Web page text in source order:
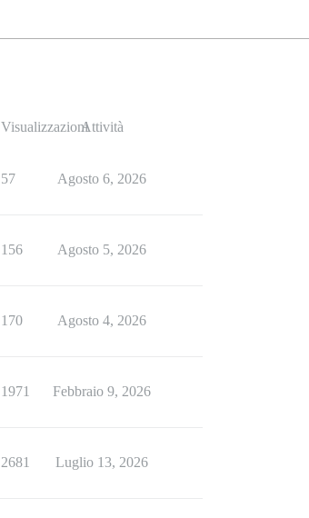
VisualizzazioniAttività
57 Agosto 6, 2026
156 Agosto 5, 2026
170 Agosto 4, 2026
1971 Febbraio 9, 2026
2681 Luglio 13, 2026